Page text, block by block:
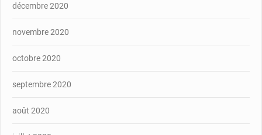
décembre 2020
novembre 2020
octobre 2020
septembre 2020
août 2020